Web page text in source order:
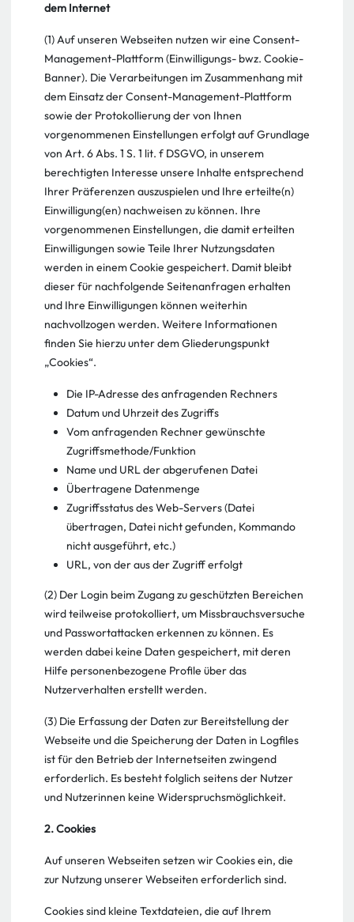
dem Internet
(1) Auf unseren Webseiten nutzen wir eine Consent-
Management-Plattform (Einwilligungs- bwz. Cookie-
Banner). Die Verarbeitungen im Zusammenhang mit
dem Einsatz der Consent-Management-Plattform
sowie der Protokollierung der von Ihnen
vorgenommenen Einstellungen erfolgt auf Grundlage
von Art. 6 Abs. 1 S. 1 lit. f DSGVO, in unserem
berechtigten Interesse unsere Inhalte entsprechend
Ihrer Präferenzen auszuspielen und Ihre erteilte(n)
Einwilligung(en) nachweisen zu können. Ihre
vorgenommenen Einstellungen, die damit erteilten
Einwilligungen sowie Teile Ihrer Nutzungsdaten
werden in einem Cookie gespeichert. Damit bleibt
dieser für nachfolgende Seitenanfragen erhalten
und Ihre Einwilligungen können weiterhin
nachvollzogen werden. Weitere Informationen
finden Sie hierzu unter dem Gliederungspunkt
„Cookies“.
Die IP-Adresse des anfragenden Rechners
Datum und Uhrzeit des Zugriffs
Vom anfragenden Rechner gewünschte
Zugriffsmethode/Funktion
Name und URL der abgerufenen Datei
Übertragene Datenmenge
Zugriffsstatus des Web-Servers (Datei
übertragen, Datei nicht gefunden, Kommando
nicht ausgeführt, etc.)
URL, von der aus der Zugriff erfolgt
(2) Der Login beim Zugang zu geschützten Bereichen
wird teilweise protokolliert, um Missbrauchsversuche
und Passwortattacken erkennen zu können. Es
werden dabei keine Daten gespeichert, mit deren
Hilfe personenbezogene Profile über das
Nutzerverhalten erstellt werden.
(3) Die Erfassung der Daten zur Bereitstellung der
Webseite und die Speicherung der Daten in Logfiles
ist für den Betrieb der Internetseiten zwingend
erforderlich. Es besteht folglich seitens der Nutzer
und Nutzerinnen keine Widerspruchsmöglichkeit.
2. Cookies
Auf unseren Webseiten setzen wir Cookies ein, die
zur Nutzung unserer Webseiten erforderlich sind.
Cookies sind kleine Textdateien, die auf Ihrem